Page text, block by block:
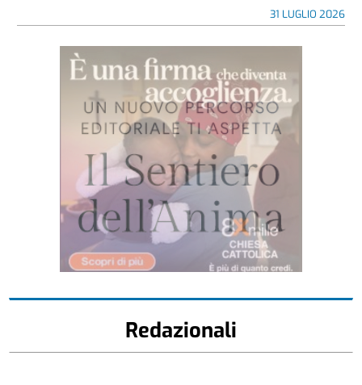
31 LUGLIO 2026
Redazionali